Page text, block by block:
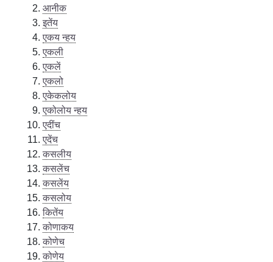
आनीक
इतेंय
एकय न्हय
एकली
एकलें
एकलो
एकेकलोय
एकोलोय न्हय
एदींच
एदेंच
कसलीय
कसलेंच
कसलेंय
कसलोय
कितेंय
कोणाकय
कोणेच
कोणेय